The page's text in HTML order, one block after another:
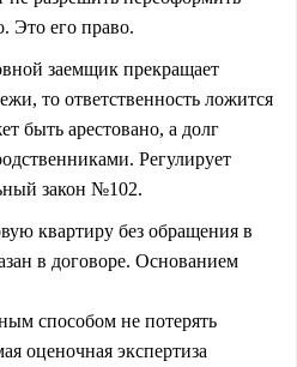
Это его право.
заемщик прекращает
то ответственность ложится
быть арестовано, а долг
Регулирует
закон №102.
квартиру без обращения в
в договоре. Основанием
способом не потерять
оценочная экспертиза